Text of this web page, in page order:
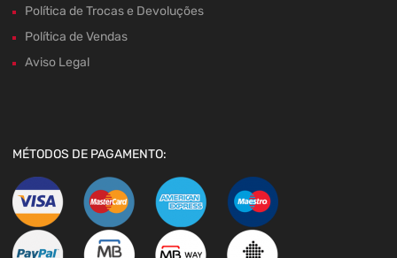
Política de Trocas e Devoluções
Política de Vendas
Aviso Legal
MÉTODOS DE PAGAMENTO: